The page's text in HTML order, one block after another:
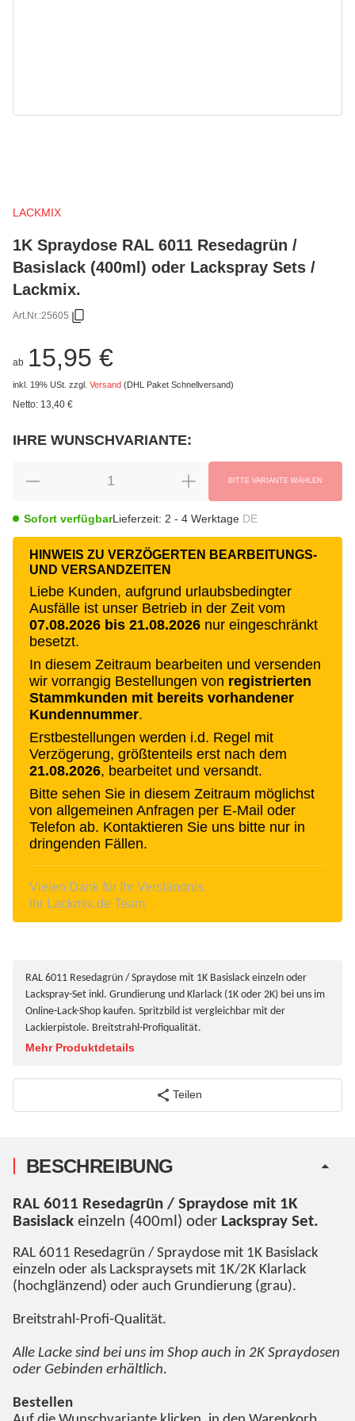
LACKMIX
1K Spraydose RAL 6011 Resedagrün /
Basislack (400ml) oder Lackspray Sets /
Lackmix.
Art.Nr.:25605
ab 15,95 €
inkl. 19% USt. zzgl. Versand (DHL Paket Schnellversand)
Netto: 13,40 €
IHRE WUNSCHVARIANTE:
BITTE VARIANTE WÄHLEN
Sofort verfügbarLieferzeit: 2 - 4 Werktage DE
HINWEIS ZU VERZÖGERTEN BEARBEITUNGS-
UND VERSANDZEITEN
Liebe Kunden, aufgrund urlaubsbedingter
Ausfälle ist unser Betrieb in der Zeit vom
07.08.2026 bis 21.08.2026 nur eingeschränkt
besetzt.
In diesem Zeitraum bearbeiten und versenden
wir vorrangig Bestellungen von registrierten
Stammkunden mit bereits vorhandener
Kundennummer.
Erstbestellungen werden i.d. Regel mit
Verzögerung, größtenteils erst nach dem
21.08.2026, bearbeitet und versandt.
Bitte sehen Sie in diesem Zeitraum möglichst
von allgemeinen Anfragen per E-Mail oder
Telefon ab. Kontaktieren Sie uns bitte nur in
dringenden Fällen.
Vielen Dank für Ihr Verständnis.
Ihr Lackmix.de Team
RAL 6011 Resedagrün / Spraydose mit 1K Basislack einzeln oder
Lackspray-Set inkl. Grundierung und Klarlack (1K oder 2K) bei uns im
Online-Lack-Shop kaufen. Spritzbild ist vergleichbar mit der
Lackierpistole. Breitstrahl-Profiqualität.
Mehr Produktdetails
Teilen
BESCHREIBUNG
RAL 6011 Resedagrün / Spraydose mit 1K
Basislack einzeln (400ml) oder Lackspray Set.
RAL 6011 Resedagrün / Spraydose mit 1K Basislack
einzeln oder als Lackspraysets mit 1K/2K Klarlack
(hochglänzend) oder auch Grundierung (grau).
Breitstrahl-Profi-Qualität.
Alle Lacke sind bei uns im Shop auch in 2K Spraydosen
oder Gebinden erhältlich.
Bestellen